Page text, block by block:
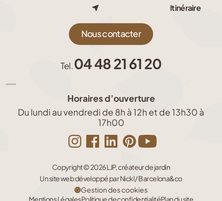
Itinéraire
Nous contacter
Tel.04 48 21 61 20
Horaires d’ouverture
Du lundi au vendredi de 8h à 12h et de 13h30 à
17h00
Copyright © 2026 LJP, créateur de jardin
Un site web développé par Nickl / Barcelona&co
Gestion des cookies
Mentions LégalesPolitique de confidentialitéPlan du site